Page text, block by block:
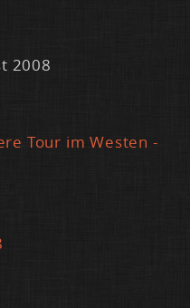
2008
Tour im Wes­ten -